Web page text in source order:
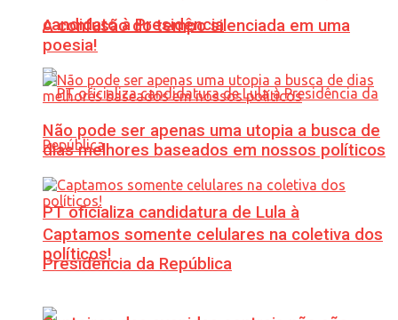
candidato à Presidência
PT oficializa candidatura de Lula à
Presidência da República
A confusão do tempo silenciada em uma
poesia!
Não pode ser apenas uma utopia a busca de
dias melhores baseados em nossos políticos
Captamos somente celulares na coletiva dos
políticos!